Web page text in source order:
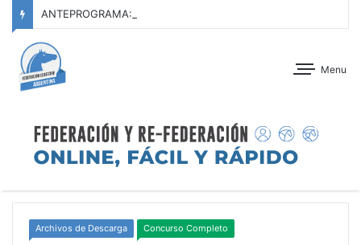
Menu
Archivos de Descarga Concurso Completo